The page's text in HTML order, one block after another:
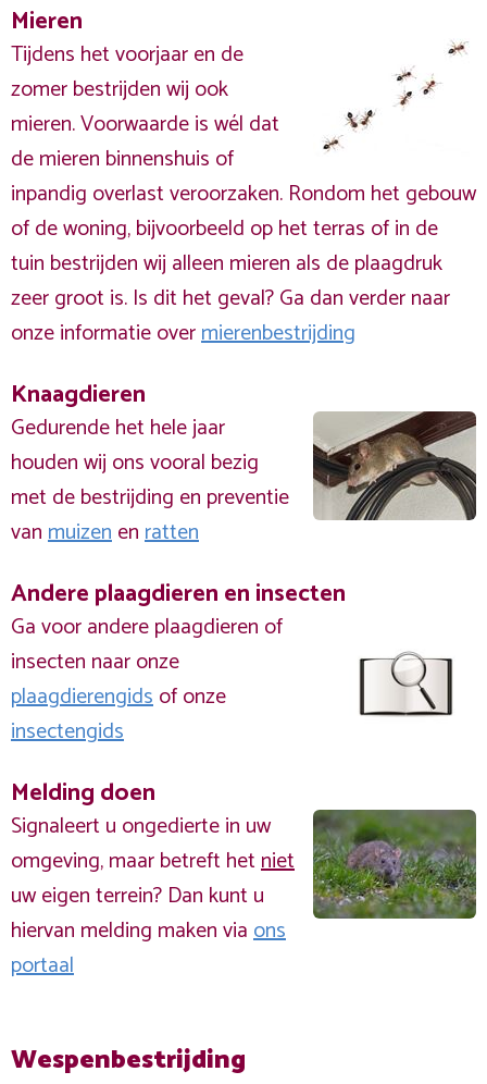
Mieren
Tijdens het voorjaar en de
zomer bestrijden wij ook
mieren. Voorwaarde is wél dat
de mieren binnenshuis of
inpandig overlast veroorzaken. Rondom het gebouw
of de woning, bijvoorbeeld op het terras of in de
tuin bestrijden wij alleen mieren als de plaagdruk
zeer groot is. Is dit het geval? Ga dan verder naar
onze informatie overmierenbestrijding
Knaagdieren
Gedurende het hele jaar
houden wij ons vooral bezig
met de bestrijding en preventie
vanmuizenenratten
Andere plaagdieren en insecten
Ga voor andere plaagdieren of
insecten naar onze
plaagdierengidsof onze
insectengids
Melding doen
Signaleert u ongedierte in uw
omgeving, maar betreft hetniet
uw eigen terrein? Dan kunt u
hiervan melding maken viaons
portaal
Wespenbestrijding